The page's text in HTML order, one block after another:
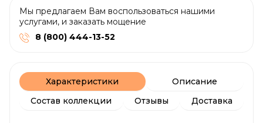
Мы предлагаем Вам воспользоваться нашими
услугами, и заказать мощение
8 (800) 444-13-52
Характеристики
Описание
Состав коллекции
Отзывы Доставка